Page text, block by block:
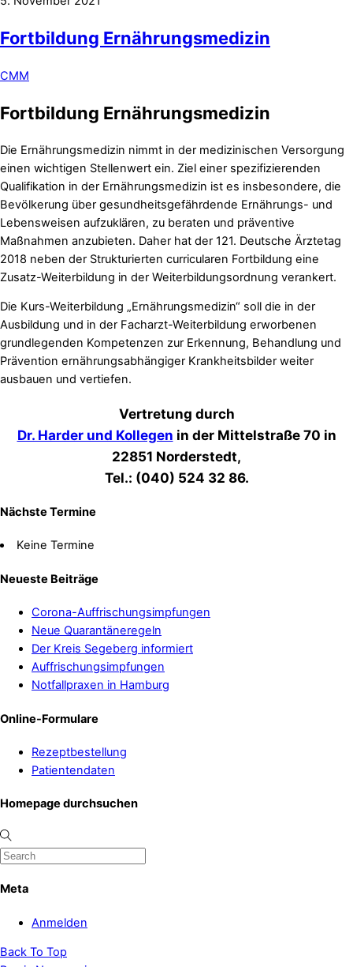
Fortbildung Ernährungsmedizin
CMM
Fortbildung Ernährungsmedizin
Die Ernährungsmedizin nimmt in der medizinischen Versorgung
einen wichtigen Stellenwert ein. Ziel einer spezifizierenden
Qualifikation in der Ernährungsmedizin ist es insbesondere, die
Bevölkerung über gesundheitsgefährdende Ernährungs- und
Lebensweisen aufzuklären, zu beraten und präventive
Maßnahmen anzubieten. Daher hat der 121. Deutsche Ärztetag
2018 neben der Strukturierten curricularen Fortbildung eine
Zusatz-Weiterbildung in der Weiterbildungsordnung verankert.
Die Kurs-Weiterbildung „Ernährungsmedizin“ soll die in der
Ausbildung und in der Facharzt-Weiterbildung erworbenen
grundlegenden Kompetenzen zur Erkennung, Behandlung und
Prävention ernährungsabhängiger Krankheitsbilder weiter
ausbauen und vertiefen.
Vertretung durch
Dr. Harder und Kollegen in der Mittelstraße 70 in
22851 Norderstedt,
Tel.: (040) 524 32 86.
Nächste Termine
Keine Termine
Neueste Beiträge
Corona-Auffrischungsimpfungen
Neue Quarantäneregeln
Der Kreis Segeberg informiert
Auffrischungsimpfungen
Notfallpraxen in Hamburg
Online-Formulare
Rezeptbestellung
Patientendaten
Homepage durchsuchen
Meta
Anmelden
Back To Top